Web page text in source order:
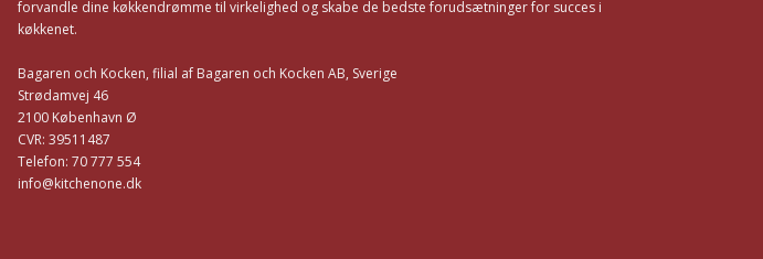
forvandle dine køkkendrømme til virkelighed og skabe de bedste forudsætninger for succes i
køkkenet.
Bagaren och Kocken, filial af Bagaren och Kocken AB, Sverige
Strødamvej 46
2100 København Ø
CVR: 39511487
Telefon: 70 777 554
info@kitchenone.dk